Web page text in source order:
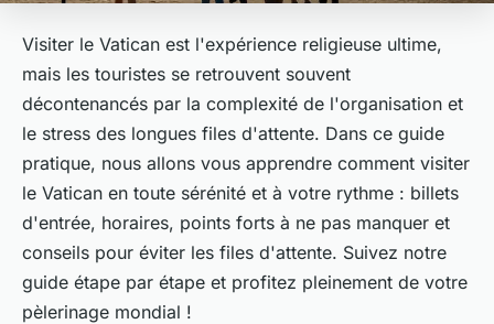
Visiter le Vatican est l'expérience religieuse ultime,
mais les touristes se retrouvent souvent
décontenancés par la complexité de l'organisation et
le stress des longues files d'attente. Dans ce guide
pratique, nous allons vous apprendre comment visiter
le Vatican en toute sérénité et à votre rythme : billets
d'entrée, horaires, points forts à ne pas manquer et
conseils pour éviter les files d'attente. Suivez notre
guide étape par étape et profitez pleinement de votre
pèlerinage mondial !